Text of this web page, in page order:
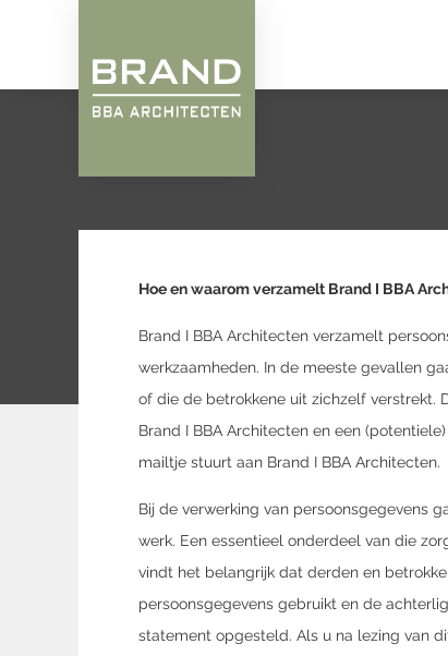
Hoe en waarom verzamelt Brand I BBA
Brand I BBA Architecten verzamelt
werkzaamheden. In de meeste gevallen
of die de betrokkene uit zichzelf verstrekt.
Brand I BBA Architecten en een
mailtje stuurt aan Brand I BBA Architecten.
Bij de verwerking van persoonsgegevens
werk. Een essentieel onderdeel van die
vindt het belangrijk dat derden en
persoonsgegevens gebruikt en de
statement opgesteld. Als u na lezing van